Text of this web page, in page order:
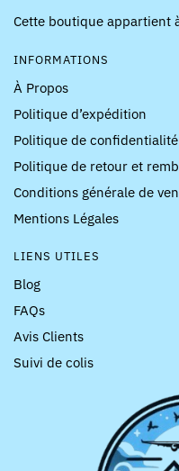
Cette boutique appartient
INFORMATIONS
À Propos
Politique d’expédition
Politique de confidentialité
Politique de retour et
Conditions générale de
Mentions Légales
LIENS UTILES
Blog
FAQs
Avis Clients
Suivi de colis